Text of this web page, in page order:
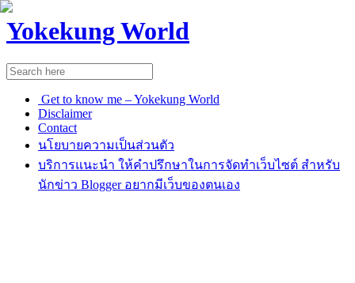
Yokekung World
Get to know me – Yokekung World
Disclaimer
Contact
นโยบายความเป็นส่วนตัว
บริการแนะนำ ให้คำปรึกษาในการจัดทำเว็บไซต์ สำหรับ
นักข่าว Blogger อยากมีเว็บของตนเอง